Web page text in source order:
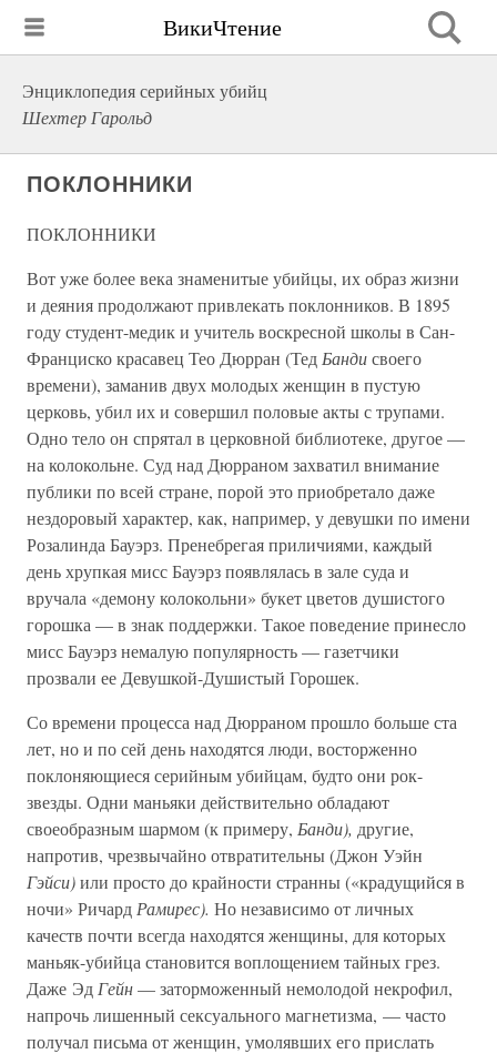
ВикиЧтение
Энциклопедия серийных убийц
Шехтер Гарольд
ПОКЛОННИКИ
ПОКЛОННИКИ
Вот уже более века знаменитые убийцы, их образ жизни
и деяния продолжают привлекать поклонников. В 1895
году студент-медик и учитель воскресной школы в Сан-
Франциско красавец Тео Дюрран (Тед Бандисвоего
времени), заманив двух молодых женщин в пустую
церковь, убил их и совершил половые акты с трупами.
Одно тело он спрятал в церковной библиотеке, другое —
на колокольне. Суд над Дюрраном захватил внимание
публики по всей стране, порой это приобретало даже
нездоровый характер, как, например, у девушки по имени
Розалинда Бауэрз. Пренебрегая приличиями, каждый
день хрупкая мисс Бауэрз появлялась в зале суда и
вручала «демону колокольни» букет цветов душистого
горошка — в знак поддержки. Такое поведение принесло
мисс Бауэрз немалую популярность — газетчики
прозвали ее Девушкой-Душистый Горошек.
Со времени процесса над Дюрраном прошло больше ста
лет, но и по сей день находятся люди, восторженно
поклоняющиеся серийным убийцам, будто они рок-
звезды. Одни маньяки действительно обладают
своеобразным шармом (к примеру, Банди), другие,
напротив, чрезвычайно отвратительны (Джон Уэйн
Гэйси)или просто до крайности странны («крадущийся в
ночи» Ричард Рамирес). Но независимо от личных
качеств почти всегда находятся женщины, для которых
маньяк-убийца становится воплощением тайных грез.
Даже Эд Гейн— заторможенный немолодой некрофил,
напрочь лишенный сексуального магнетизма, — часто
получал письма от женщин, умолявших его прислать